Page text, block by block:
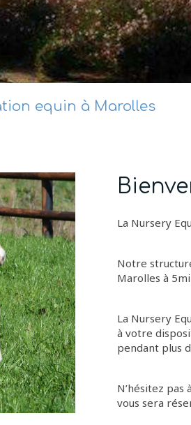
equin à Marolles
La Nursery
Notre
Marolles à
La Nursery
à votre
pendant plus
N’hésitez
vous sera